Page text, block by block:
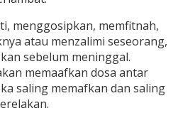
menggosipkan, memfitnah,
atau menzalimi seseorang,
sebelum meninggal.
memaafkan dosa antar
saling memafkan dan saling